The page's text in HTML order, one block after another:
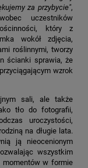
za przybycie",
uczestników
który z
wokół zdjęcia,
roślinnymi, tworzy
ścianki sprawia, że
wzrok
sali, ale także
tło do fotografii,
uroczystości,
na długie lata.
ją nieocenionym
wszystkim
momentów w formie